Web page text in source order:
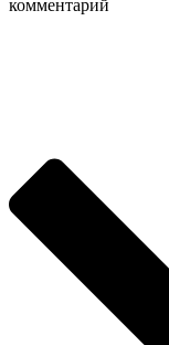
комментарий